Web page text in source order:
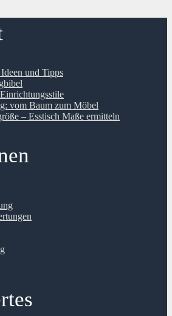
und Tipps
vom Baum zum Möbel
– Esstisch Maße ermitteln